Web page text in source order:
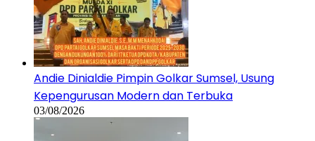
Andie Dinialdie Pimpin Golkar Sumsel, Usung
Kepengurusan Modern dan Terbuka
03/08/2026